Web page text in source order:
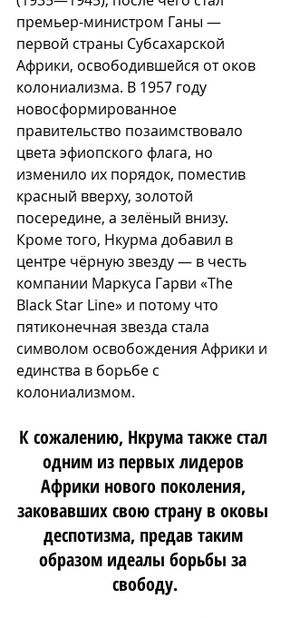
премьер-министром Ганы —
первой страны Субсахарской
Африки, освободившейся от оков
колониализма. В 1957 году
новосформированное
правительство позаимствовало
цвета эфиопского флага, но
изменило их порядок, поместив
красный вверху, золотой
посередине, а зелёный внизу.
Кроме того, Нкурма добавил в
центре чёрную звезду — в честь
компании Маркуса Гарви «The
Black Star Line» и потому что
пятиконечная звезда стала
символом освобождения Африки и
единства в борьбе с
колониализмом.
К сожалению, Нкрума также стал
одним из первых лидеров
Африки нового поколения,
заковавших свою страну в оковы
деспотизма, предав таким
образом идеалы борьбы за
свободу.